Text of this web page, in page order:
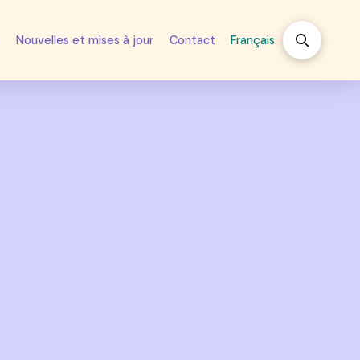
Nouvelles et mises à jour Contact Français